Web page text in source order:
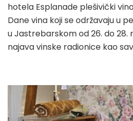
hotela Esplanade plešivički
Dane vina koji se održavaju u
u Jastrebarskom od 26. do 28.
najava vinske radionice kao